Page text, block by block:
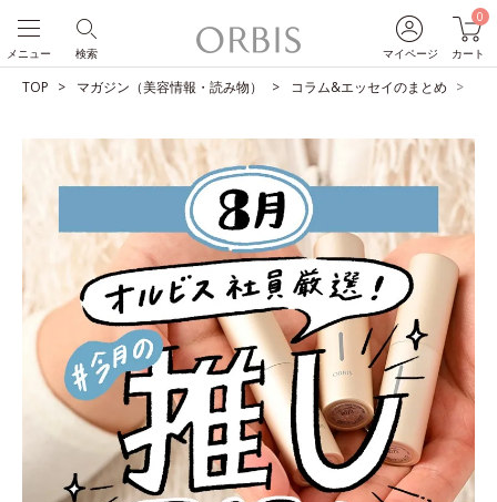
マイページ
0
カート
検索
メニュー
TOP マガジン（美容情報・読み物） コラム&エッセイのまとめ